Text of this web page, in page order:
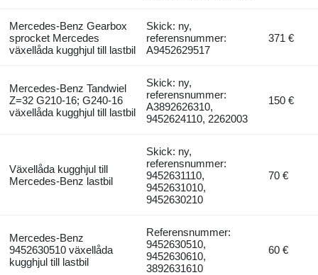
Mercedes-Benz Gearbox
sprocket Mercedes
växellåda kugghjul till lastbil
Skick: ny,
referensnummer:
A9452629517
371 €
Mercedes-Benz Tandwiel
Z=32 G210-16; G240-16
växellåda kugghjul till lastbil
Skick: ny,
referensnummer:
A3892626310,
9452624110, 2262003
150 €
Växellåda kugghjul till
Mercedes-Benz lastbil
Skick: ny,
referensnummer:
9452631110,
9452631010,
9452630210
70 €
Mercedes-Benz
9452630510 växellåda
kugghjul till lastbil
Referensnummer:
9452630510,
9452630610,
3892631610
60 €